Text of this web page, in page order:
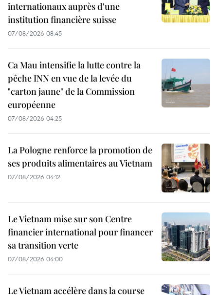
internationaux auprès d'une
institution financière suisse
07/08/2026 08:45
Ca Mau intensifie la lutte contre la
pêche INN en vue de la levée du
"carton jaune" de la Commission
européenne
07/08/2026 04:25
La Pologne renforce la promotion de
ses produits alimentaires au Vietnam
07/08/2026 04:12
Le Vietnam mise sur son Centre
financier international pour financer
sa transition verte
07/08/2026 04:00
Le Vietnam accélère dans la course